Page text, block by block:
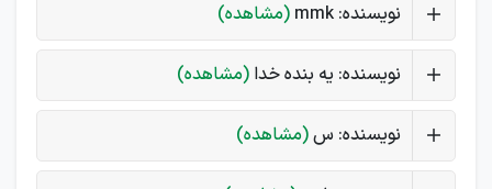
نویسنده: mmk (مشاهده)
نویسنده: یه بنده خدا (مشاهده)
نویسنده: س(مشاهده)